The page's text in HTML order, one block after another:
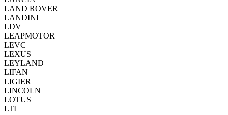
LAND ROVER
LANDINI
LDV
LEAPMOTOR
LEVC
LEXUS
LEYLAND
LIFAN
LIGIER
LINCOLN
LOTUS
LTI